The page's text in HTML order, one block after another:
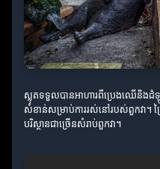
ស្លុតទទួលបានអាហារពីប្រេងឈើនិងដំឡូ
សំខាន់សម្រាប់ការរស់នៅរបស់ពួកវា។
បរិស្ថានជាច្រើនសំរាប់ពួកវា។